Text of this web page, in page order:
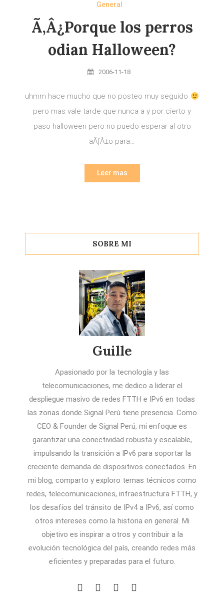
General
Ã‚Â¿Porque los perros
odian Halloween?
2006-11-18
uhmm hace mucho que no posteo muy seguido
pero mas vale tarde que nunca a y por cierto y
paso halloween pero no puedo esperar al otro
aÃƒÂ±o para…
Leer mas
SOBRE MI
Guille
Apasionado por la tecnología y las
telecomunicaciones, me dedico a liderar el
despliegue masivo de redes FTTH e IPv6 en todas
las zonas donde Signal Perú tiene presencia. Como
CEO & Founder de Signal Perú, mi enfoque es
garantizar una conectividad robusta y escalable,
impulsando la transición a IPv6 para soportar la
creciente demanda de dispositivos conectados. En
mi blog, comparto y exploro temas técnicos como
redes, telecomunicaciones, infraestructura FTTH, y
los desafíos del tránsito de IPv4 a IPv6, así como
otros intereses como la historia en general. Mi
objetivo es inspirar a otros y contribuir a la
evolución tecnológica del país, creando redes más
eficientes y preparadas para el futuro.